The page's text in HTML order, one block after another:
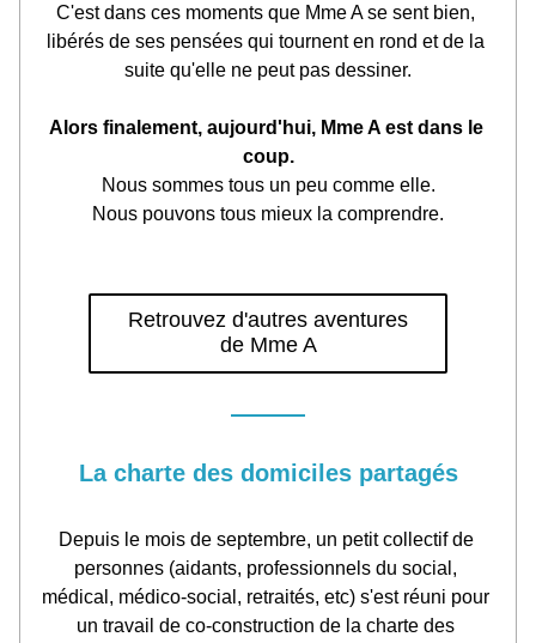
C'est dans ces moments que Mme A se sent bien,
libérés de ses pensées qui tournent en rond et de la
suite qu'elle ne peut pas dessiner.
Alors finalement, aujourd'hui, Mme A est dans le
coup.
Nous sommes tous un peu comme elle.
Nous pouvons tous mieux la comprendre.
Retrouvez d'autres aventures
de Mme A
La charte des domiciles partagés
Depuis le mois de septembre, un petit collectif de
personnes (aidants, professionnels du social,
médical, médico-social, retraités, etc) s'est réuni pour
un travail de co-construction de la charte des